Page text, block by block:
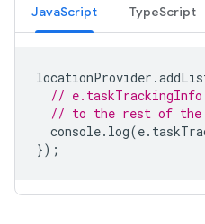
JavaScript TypeScript
locationProvider .
//
// to the rest of the
console. log(e.
});